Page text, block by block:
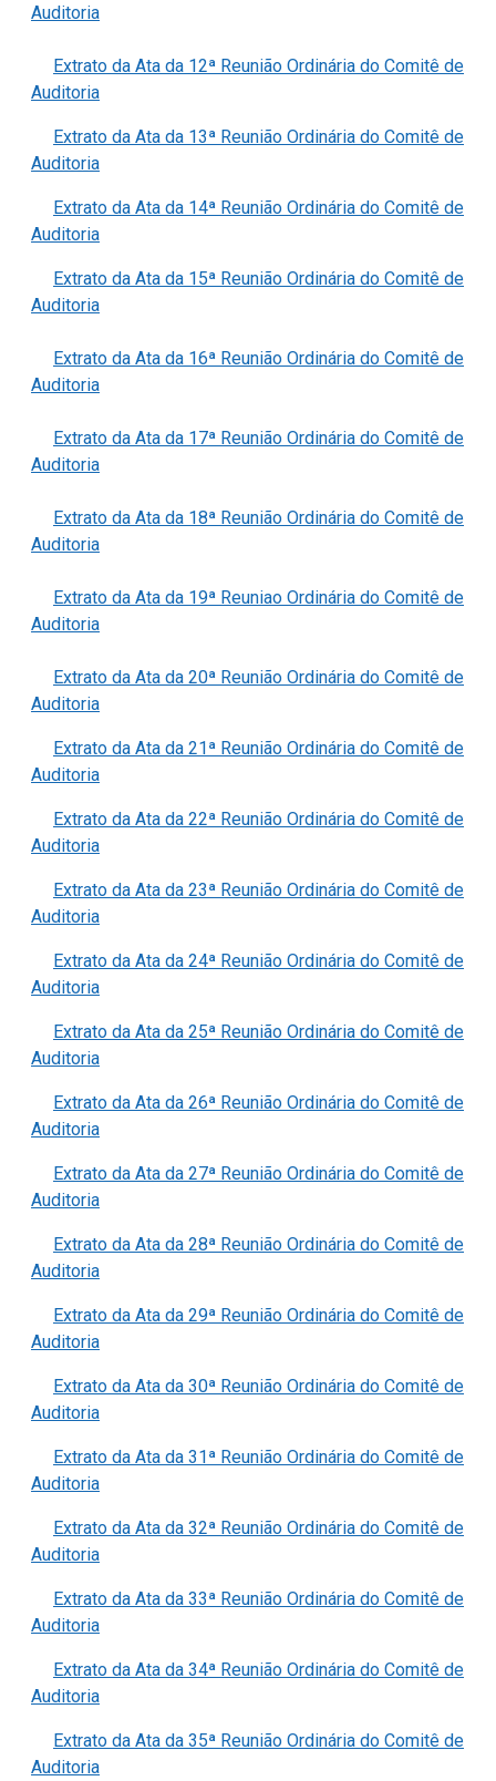
Auditoria
Extrato da Ata da 12ª Reunião Ordinária do Comitê de
Auditoria
Extrato da Ata da 13ª Reunião Ordinária do Comitê de
Auditoria
Extrato da Ata da 14ª Reunião Ordinária do Comitê de
Auditoria
Extrato da Ata da 15ª Reunião Ordinária do Comitê de
Auditoria
Extrato da Ata da 16ª Reunião Ordinária do Comitê de
Auditoria
Extrato da Ata da 17ª Reunião Ordinária do Comitê de
Auditoria
Extrato da Ata da 18ª Reunião Ordinária do Comitê de
Auditoria
Extrato da Ata da 19ª Reuniao Ordinária do Comitê de
Auditoria
Extrato da Ata da 20ª Reunião Ordinária do Comitê de
Auditoria
Extrato da Ata da 21ª Reunião Ordinária do Comitê de
Auditoria
Extrato da Ata da 22ª Reunião Ordinária do Comitê de
Auditoria
Extrato da Ata da 23ª Reunião Ordinária do Comitê de
Auditoria
Extrato da Ata da 24ª Reunião Ordinária do Comitê de
Auditoria
Extrato da Ata da 25ª Reunião Ordinária do Comitê de
Auditoria
Extrato da Ata da 26ª Reunião Ordinária do Comitê de
Auditoria
Extrato da Ata da 27ª Reunião Ordinária do Comitê de
Auditoria
Extrato da Ata da 28ª Reunião Ordinária do Comitê de
Auditoria
Extrato da Ata da 29ª Reunião Ordinária do Comitê de
Auditoria
Extrato da Ata da 30ª Reunião Ordinária do Comitê de
Auditoria
Extrato da Ata da 31ª Reunião Ordinária do Comitê de
Auditoria
Extrato da Ata da 32ª Reunião Ordinária do Comitê de
Auditoria
Extrato da Ata da 33ª Reunião Ordinária do Comitê de
Auditoria
Extrato da Ata da 34ª Reunião Ordinária do Comitê de
Auditoria
Extrato da Ata da 35ª Reunião Ordinária do Comitê de
Auditoria